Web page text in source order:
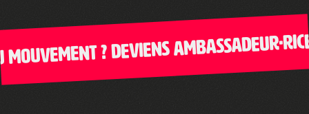
? Deviens ambassadeur·rice